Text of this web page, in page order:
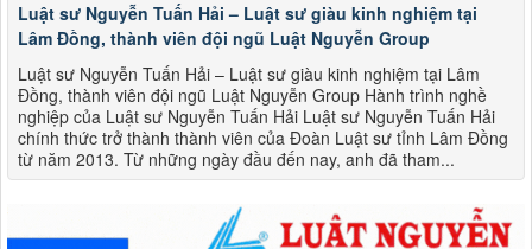
Luật sư Nguyễn Tuấn Hải – Luật sư giàu kinh nghiệm tại
Lâm Đồng, thành viên đội ngũ Luật Nguyễn Group
Luật sư Nguyễn Tuấn Hải – Luật sư giàu kinh nghiệm tại Lâm
Đồng, thành viên đội ngũ Luật Nguyễn Group Hành trình nghề
nghiệp của Luật sư Nguyễn Tuấn Hải Luật sư Nguyễn Tuấn Hải
chính thức trở thành thành viên của Đoàn Luật sư tỉnh Lâm Đồng
từ năm 2013. Từ những ngày đầu đến nay, anh đã tham...